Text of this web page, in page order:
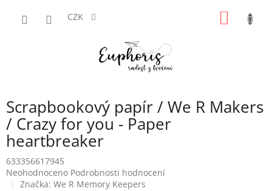
CZK
Scrapbookový papír / We R Makers
/ Crazy for you - Paper
heartbreaker
633356617945
Průměrné
hodnocení
Neohodnoceno Podrobnosti hodnocení
Značka: We R Memory Keepers